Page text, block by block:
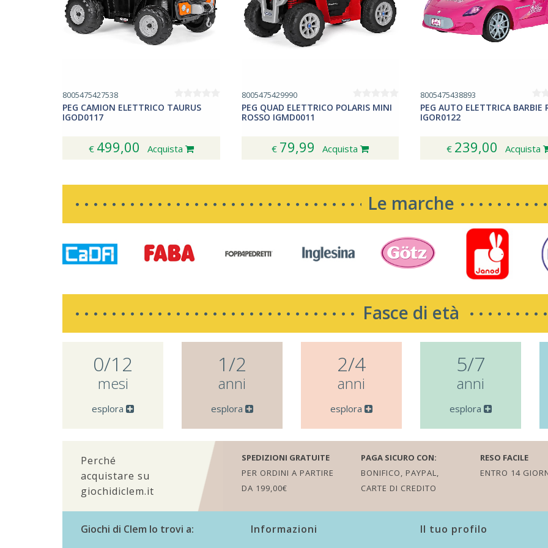
8005475427538
PEG CAMION ELETTRICO TAURUS
IGOD0117
€ 499,00 Acquista
8005475429990
PEG QUAD ELETTRICO POLARIS MINI
ROSSO IGMD0011
€ 79,99 Acquista
8005475438893
PEG AUTO ELETTRICA BARBIE
IGOR0122
€ 239,00 Acquista
Le marche
Fasce di età
0/12
mesi
esplora
1/2
anni
esplora
2/4
anni
esplora
5/7
anni
esplora
Perché
acquistare su
giochidiclem.it
SPEDIZIONI GRATUITE
PER ORDINI A PARTIRE
DA 199,00€
PAGA SICURO CON:
BONIFICO, PAYPAL,
CARTE DI CREDITO
RESO FACILE
ENTRO 14
Giochi di Clem lo trovi a: Informazioni Il tuo profilo